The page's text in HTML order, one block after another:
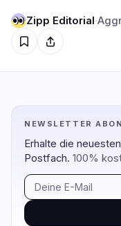
Compliance
Steuer
Zipp Editorial·
NEWSLETTER
Erhalte die
Postfach. 100%